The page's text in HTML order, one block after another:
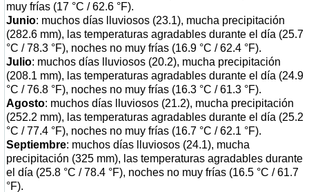
muy frías (17 °C / 62.6 °F).
Junio: muchos días lluviosos (23.1), mucha precipitación
(282.6 mm), las temperaturas agradables durante el día (25.7
°C / 78.3 °F), noches no muy frías (16.9 °C / 62.4 °F).
Julio: muchos días lluviosos (20.2), mucha precipitación
(208.1 mm), las temperaturas agradables durante el día (24.9
°C / 76.8 °F), noches no muy frías (16.3 °C / 61.3 °F).
Agosto: muchos días lluviosos (21.2), mucha precipitación
(252.2 mm), las temperaturas agradables durante el día (25.2
°C / 77.4 °F), noches no muy frías (16.7 °C / 62.1 °F).
Septiembre: muchos días lluviosos (24.1), mucha
precipitación (325 mm), las temperaturas agradables durante
el día (25.8 °C / 78.4 °F), noches no muy frías (16.5 °C / 61.7
°F).